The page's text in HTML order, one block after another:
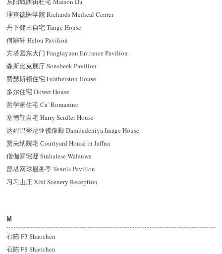
理查德医学院 Richards Medical Center
丹下健三自宅 Tange House
何陋轩 Helou Pavilion
方塔园东大门 Fangtayuan Entrance Pavilion
森斯比克展厅 Sonsbeek Pavilion
费瑟斯顿住宅 Featherston House
多尔住宅 Dower House
哲学家住宅 Ca’ Romanino
塞德勒自宅 Harry Seidler House
达姆巴登尼亚佛像殿 Dambadeniya Image House
贾夫纳院宅 Courtyard House in Jaffna
僧伽罗宅邸 Sinhalese Walauwe
昆塔网球服务亭 Tennis Pavilion
习习山庄 Xixi Scenery Reception
M
召陈 F3 Shaochen
召陈 F8 Shaochen